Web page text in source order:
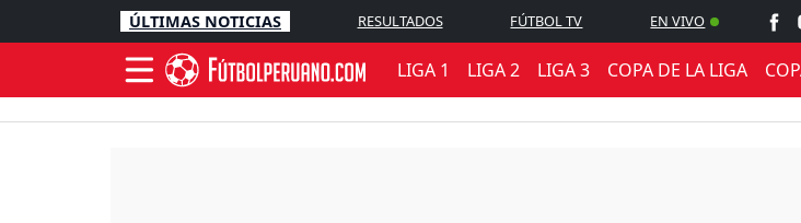
ÚLTIMAS NOTICIAS RESULTADOS FÚTBOL TV EN VIVO
LIGA 1 LIGA 2 LIGA 3 COPA DE LA LIGA